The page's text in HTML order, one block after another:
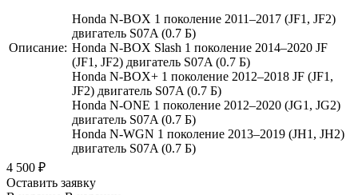
Описание:
Honda N-BOX 1 поколение 2011–2017 (JF1, JF2)
двигатель S07A (0.7 Б)
Honda N-BOX Slash 1 поколение 2014–2020 JF
(JF1, JF2) двигатель S07A (0.7 Б)
Honda N-BOX+ 1 поколение 2012–2018 JF (JF1,
JF2) двигатель S07A (0.7 Б)
Honda N-ONE 1 поколение 2012–2020 (JG1, JG2)
двигатель S07A (0.7 Б)
Honda N-WGN 1 поколение 2013–2019 (JH1, JH2)
двигатель S07A (0.7 Б)
4 500 ₽
Оставить заявку